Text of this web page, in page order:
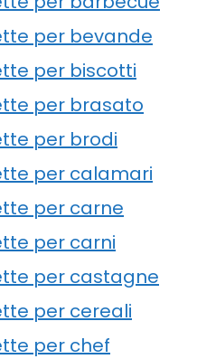
per bevande
per biscotti
per brasato
per brodi
per calamari
per carne
per carni
per castagne
per cereali
per chef